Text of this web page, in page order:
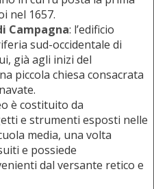
nel 1657.
Campagna: l’edificio
sud-occidentale di
già agli inizi del
piccola chiesa consacrata
è costituito da
e strumenti esposti nelle
media, una volta
e possiede
dal versante retico e